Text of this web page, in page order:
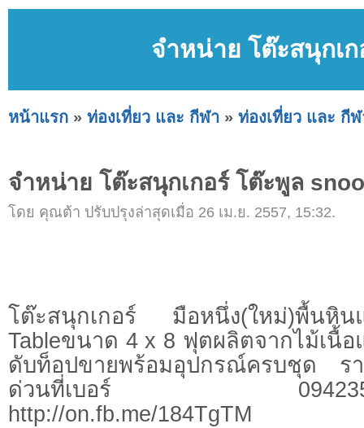
จำหน่าย โต๊ะสนุกเ
หน้าแรก » ท่องเที่ยว และ กีฬา » ท่องเที่ยว และ กี
จำหน่าย โต๊ะสนุกเกอร์ โต๊ะพูล
โดย คุณต้า ปรับปรุงล่าสุดเมื่อ 26 เม.ย. 2557, 15:32.
โต๊ะสนุกเกอร์ มือหนึ่ง(ใหม่)พื้นหิ
Tableขนาด 4 x 8 ฟุตผลิตจากไม้เนื้
ดับท็อปขายพร้อมอุปกรณ์ครบชุด ร
ด่วนที่เบอร์
http://on.fb.me/184TgTM